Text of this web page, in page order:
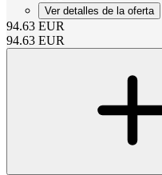
Ver detalles de la oferta
94.63 EUR
94.63 EUR